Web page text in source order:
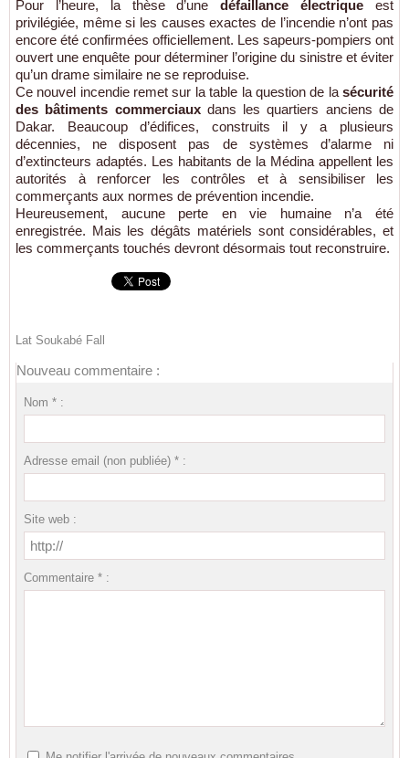
Pour l’heure, la thèse d’unedéfaillance électrique est
privilégiée, même si les causes exactes de l’incendie n’ont pas
encore été confirmées officiellement. Les sapeurs-pompiers ont
ouvert une enquête pour déterminer l’origine du sinistre et éviter
qu’un drame similaire ne se reproduise.
Ce nouvel incendie remet sur la table la question de la sécurité
des bâtiments commerciauxdans les quartiers anciens de
Dakar. Beaucoup d’édifices, construits il y a plusieurs
décennies, ne disposent pas de systèmes d’alarme ni
d’extincteurs adaptés. Les habitants de la Médina appellent les
autorités à renforcer les contrôles et à sensibiliser les
commerçants aux normes de prévention incendie.
Heureusement, aucune perte en vie humaine n’a été
enregistrée. Mais les dégâts matériels sont considérables, et
les commerçants touchés devront désormais tout reconstruire.
Lat Soukabé Fall
Nouveau commentaire :
Nom * :
Adresse email (non publiée) * :
Site web :
Commentaire * :